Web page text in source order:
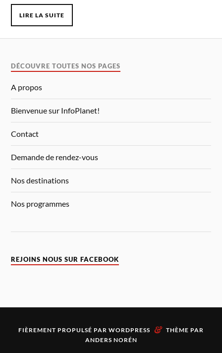
LIRE LA SUITE
DÉCOUVRE TOUTES NOS PAGES
A propos
Bienvenue sur InfoPlanet!
Contact
Demande de rendez-vous
Nos destinations
Nos programmes
REJOINS NOUS SUR FACEBOOK
FIÈREMENT PROPULSÉ PAR WORDPRESS & THÈME PAR
ANDERS NORÉN